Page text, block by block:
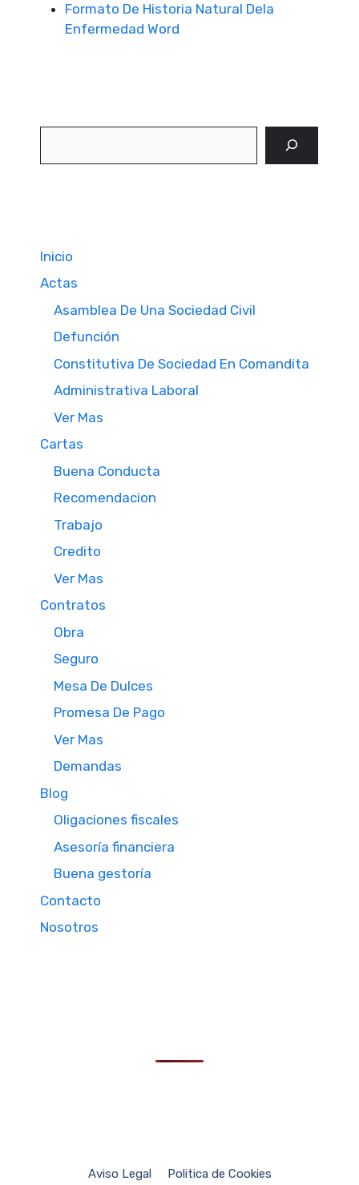
Formato De Historia Natural Dela
Enfermedad Word
Inicio
Actas
Asamblea De Una Sociedad Civil
Defunción
Constitutiva De Sociedad En Comandita
Administrativa Laboral
Ver Mas
Cartas
Buena Conducta
Recomendacion
Trabajo
Credito
Ver Mas
Contratos
Obra
Seguro
Mesa De Dulces
Promesa De Pago
Ver Mas
Demandas
Blog
Oligaciones fiscales
Asesoría financiera
Buena gestoría
Contacto
Nosotros
Aviso Legal Politica de Cookies